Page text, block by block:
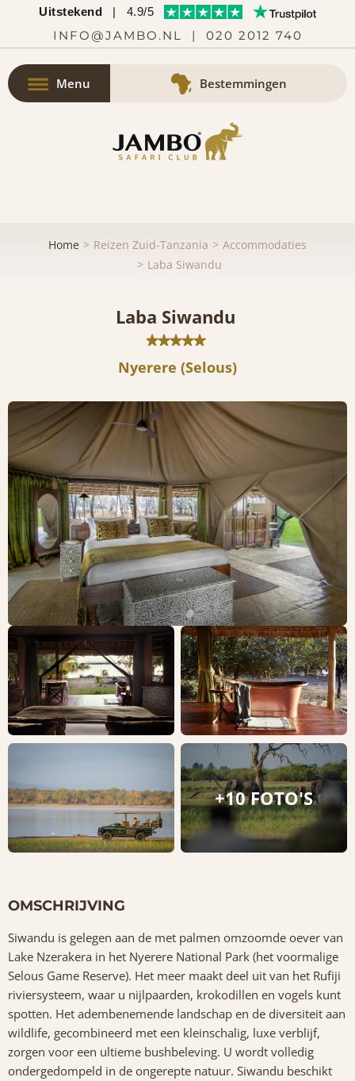
Uitstekend | 4.9/5
INFO@JAMBO.NL | 020 2012 740
Menu Bestemmingen
Home Reizen Zuid-Tanzania
Accommodaties
Laba Siwandu
Laba Siwandu
Nyerere (Selous)
+10 FOTO'S
OMSCHRIJVING
Siwandu is gelegen aan de met palmen omzoomde oever van
Lake Nzerakera in het Nyerere National Park (het voormalige
Selous Game Reserve). Het meer maakt deel uit van het Rufiji
riviersysteem, waar u nijlpaarden, krokodillen en vogels kunt
spotten. Het adembenemende landschap en de diversiteit aan
wildlife, gecombineerd met een kleinschalig, luxe verblijf,
zorgen voor een ultieme bushbeleving. U wordt volledig
ondergedompeld in de ongerepte natuur. Siwandu beschikt